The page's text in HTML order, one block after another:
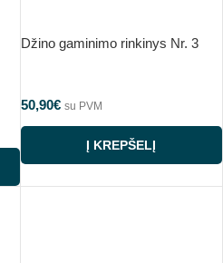
Džino gaminimo rinkinys Nr. 3
50,90€ su PVM
Į KREPŠELĮ